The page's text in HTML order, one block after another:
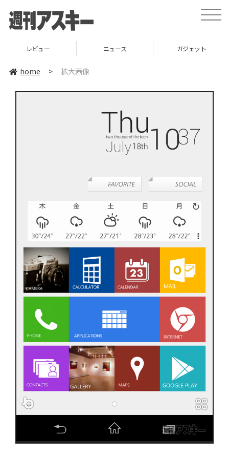
toggle
レビュー ニュース ガジェット
home > 拡大画像